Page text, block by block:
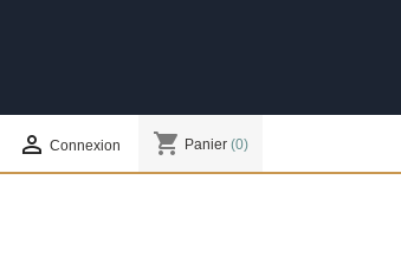
 Connexion shopping_cart Panier (0)